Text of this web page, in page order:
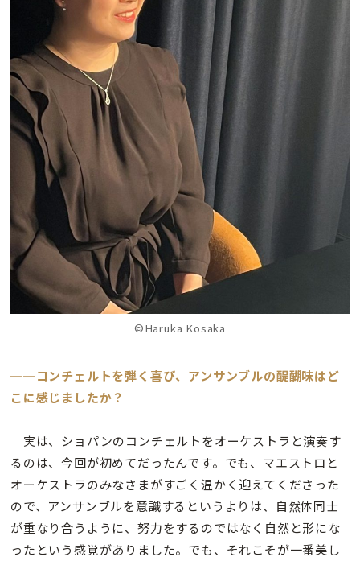
©Haruka Kosaka
──コンチェルトを弾く喜び、アンサンブルの醍醐味はど
こに感じましたか？
実は、ショパンのコンチェルトをオーケストラと演奏す
るのは、今回が初めてだったんです。でも、マエストロと
オーケストラのみなさまがすごく温かく迎えてくださった
ので、アンサンブルを意識するというよりは、自然体同士
が重なり合うように、努力をするのではなく自然と形にな
ったという感覚がありました。でも、それこそが一番美し